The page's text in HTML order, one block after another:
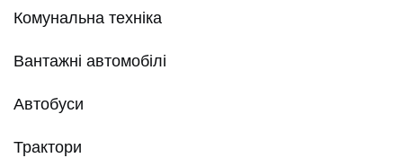
Комунальна техніка
Вантажні автомобілі
Автобуси
Трактори